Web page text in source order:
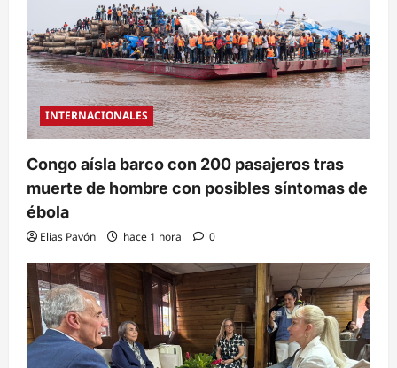
INTERNACIONALES
Congo aísla barco con 200 pasajeros tras
muerte de hombre con posibles síntomas de
ébola
Elias Pavón hace 1 hora 0